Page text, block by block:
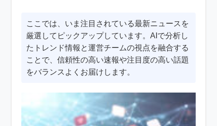
ここでは、いま注目されている最新ニュースを
厳選してピックアップしています。AIで分析し
たトレンド情報と運営チームの視点を融合する
ことで、信頼性の高い速報や注目度の高い話題
をバランスよくお届けします。